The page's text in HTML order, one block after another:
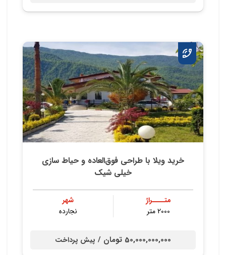
خرید ویلا با طراحی فوق‌العاده و حیاط سازی
خیلی شیک
متــــراژ
2000 متر
شهر
نجارده
50,000,000,000 تومان / پیش پرداخت